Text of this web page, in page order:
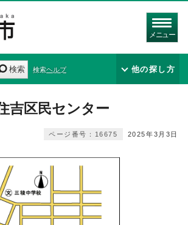
メニュー
検索 検索ヘルプ 他の探し方
区民センター
2025年3月3日
ページ番号：16675